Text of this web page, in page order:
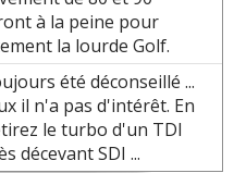
à la peine pour
la lourde Golf.
été déconseillé ...
il n'a pas d'intérêt. En
le turbo d'un TDI
décevant SDI ...